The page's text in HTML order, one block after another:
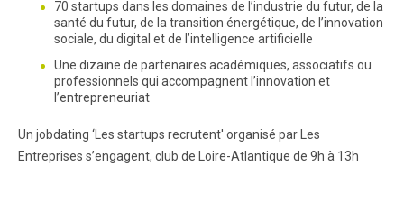
70 startups dans les domaines de l’industrie du futur, de la
santé du futur, de la transition énergétique, de l’innovation
sociale, du digital et de l’intelligence artificielle
Une dizaine de partenaires académiques, associatifs ou
professionnels qui accompagnent l’innovation et
l’entrepreneuriat
Un jobdating ‘Les startups recrutent' organisé par Les
Entreprises s’engagent, club de Loire-Atlantique de 9h à 13h